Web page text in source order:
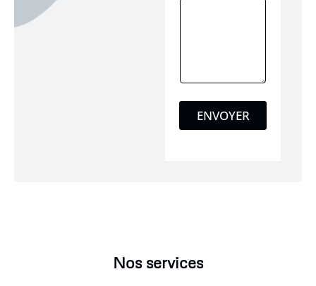
ENVOYER
Nos services